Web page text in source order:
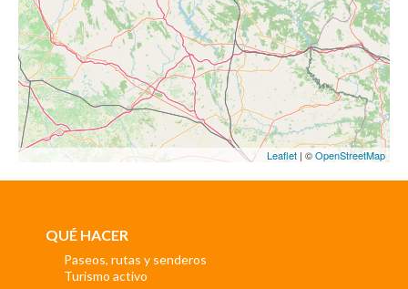
Leaflet | ©OpenStreetMap
QUÉ HACER
Paseos, rutas y senderos
Turismo activo